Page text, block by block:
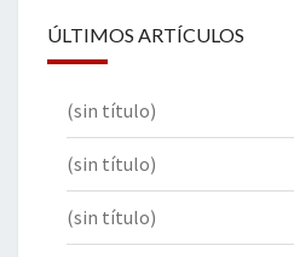
ÚLTIMOS ARTÍCULOS
(sin título)
(sin título)
(sin título)